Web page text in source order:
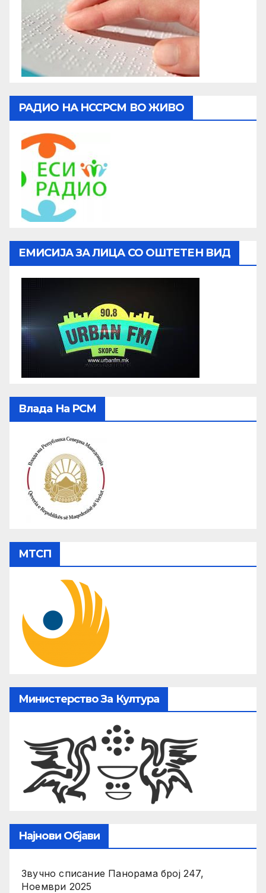
РАДИО НА НССРСМ ВО ЖИВО
ЕМИСИЈА ЗА ЛИЦА СО ОШТЕТЕН ВИД
Влада На РСМ
МТСП
Министерство За Култура
Најнови Објави
Звучно списание Панорама број 247,
Ноември 2025